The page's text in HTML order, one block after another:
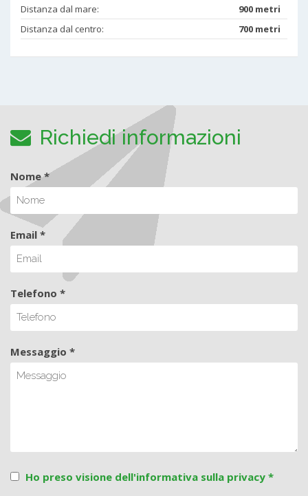
Distanza dal mare:
900 metri
Distanza dal centro:
700 metri
Richiedi informazioni
Nome *
Email *
Telefono *
Messaggio *
Ho preso visione dell'informativa sulla privacy *